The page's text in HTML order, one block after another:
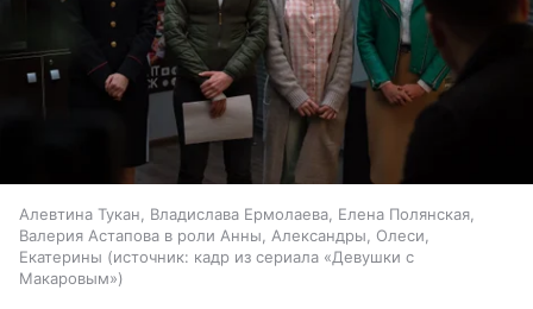
Алевтина Тукан, Владислава Ермолаева, Елена Полянская,
Валерия Астапова в роли Анны, Александры, Олеси,
Екатерины
источник: кадр из сериала «Девушки с
Макаровым»